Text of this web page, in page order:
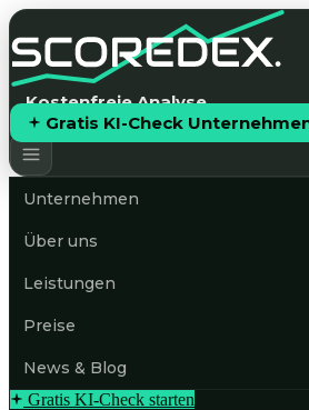
Kostenfreie Analyse
Gratis KI-Check
Unternehmen
Über uns
Leistungen
Preise
News & Blog
Gratis KI-Check starten